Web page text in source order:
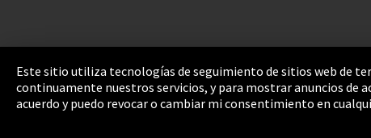
Pie de imprenta Política de privacidad
Este sitio utiliza tecnologías de seguimiento de sitios web de
continuamente nuestros servicios, y para mostrar anuncios de
acuerdo y puedo revocar o cambiar mi consentimiento en